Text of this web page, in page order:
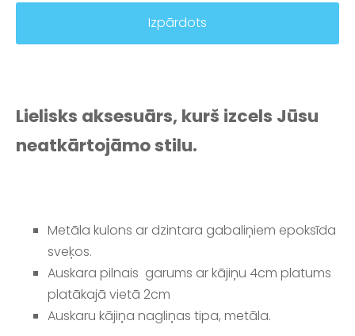
Izpārdots
Lielisks aksesuārs, kurš izcels Jūsu
neatkārtojāmo stilu.
Metāla kulons ar dzintara gabaliņiem epoksīda
sveķos.
Auskara pilnais garums ar kājiņu 4cm platums
platākajā vietā 2cm
Auskaru kājiņa nagliņas tipa, metāla.